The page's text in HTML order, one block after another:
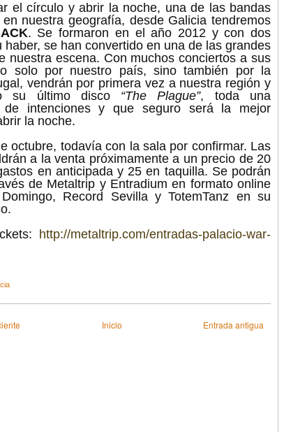
el círculo y abrir la noche, una de las bandas
nuestra geografía, desde Galicia tendremos
. Se formaron en el año 2012 y con dos
haber, se han convertido en una de las grandes
nuestra escena. Con muchos conciertos a sus
solo por nuestro país, sino también por la
vendrán por primera vez a nuestra región y
su último disco “The Plague”, toda una
de intenciones y que seguro será la mejor
la noche.
octubre, todavía con la sala por confirmar. Las
a la venta próximamente a un precio de 20
en anticipada y 25 en taquilla. Se podrán
de Metaltrip y Entradium en formato online
Record Sevilla y TotemTanz en su
http://metaltrip.com/entradas-palacio-war-
Entrada antigua
Inicio